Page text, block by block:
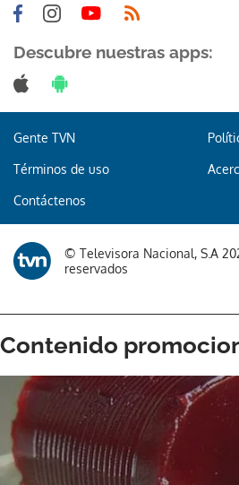
Descubre nuestras apps:
Gente TVN
Términos de uso
Contáctenos
© Televisora Nacional, S.A
reservados